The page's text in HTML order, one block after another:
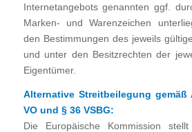
Internetangebots genannten ggf.
Marken- und Warenzeichen
den Bestimmungen des jeweils
und unter den Besitzrechten der
Eigentümer.
Alternative Streitbeilegung gemäß
VO und § 36 VSBG:
Die Europäische Kommission